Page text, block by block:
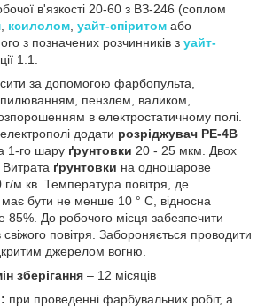
в'язкості 20-60 з ВЗ-246 (соплом
ксилолом уайт-спіритом або
з позначених розчинників з уайт-
1:1.
за допомогою фарбопульта,
пензлем, валиком,
в електростатичному полі.
додати розріджувач РЕ-4В
1-го шару ґрунтовки 20 - 25 мкм. Двох
ґрунтовки на одношарове
м кв. Температура повітря, де
має бути не менше 10 ° С, відносна
85%. До робочого місця забезпечити
повітря. Забороняється проводити
джерелом вогню.
зберігання – 12 місяців
при проведенні фарбувальних робіт, а